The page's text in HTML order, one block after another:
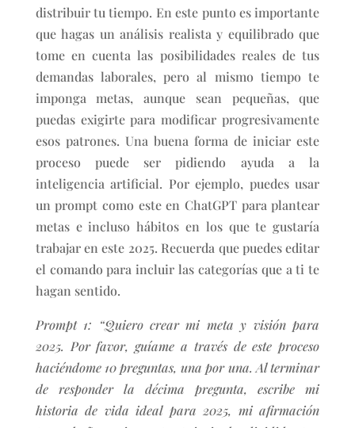
distribuir tu tiempo. En este punto es importante
que hagas un análisis realista y equilibrado que
tome en cuenta las posibilidades reales de tus
demandas laborales, pero al mismo tiempo te
imponga metas, aunque sean pequeñas, que
puedas exigirte para modificar progresivamente
esos patrones. Una buena forma de iniciar este
proceso puede ser pidiendo ayuda a la
inteligencia artificial. Por ejemplo, puedes usar
un prompt como este en ChatGPT para plantear
metas e incluso hábitos en los que te gustaría
trabajar en este 2025. Recuerda que puedes editar
el comando para incluir las categorías que a ti te
hagan sentido.
Prompt 1: “Quiero crear mi meta y visión para
2025. Por favor, guíame a través de este proceso
haciéndome 10 preguntas, una por una. Al terminar
de responder la décima pregunta, escribe mi
historia de vida ideal para 2025, mi afirmación